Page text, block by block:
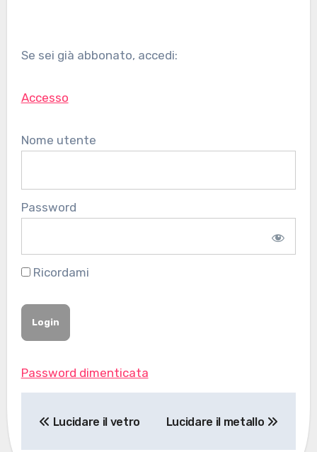
Se sei già abbonato, accedi:
Accesso
Nome utente
Password
Ricordami
Password dimenticata
Lucidare il vetro Lucidare il metallo